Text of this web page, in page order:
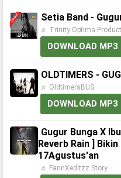
Setia Band -
♬ Trinity Optima
DOWNLOAD MP3
OLDTIMERS -
♬ OldtimersBUS
DOWNLOAD MP3
Gugur Bunga X
Reverb Rain ]
17Agustus'an
♬ FannXeditzz Story